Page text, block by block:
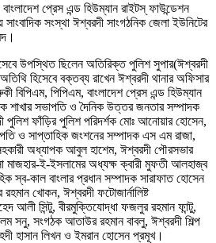
প্রেস এন্ড হিউম্যান রাইটস্ ফাউন্ডেশন
সংস্থা ঈশ্বরদী সাংগঠনিক জেলা ইউনিটের
উপস্থিত ছিলেন অতিরিক্ত পুলিশ সুপার(ঈশ্বরদী
হিসেবে বক্তব্য রাখেন ঈশ্বরদী থানার অফিসার
বিপিএম, পিপিএম, বাংলাদেশ প্রেস এন্ড হিউম্যান
শাখার সভাপতি ও দৈনিক উত্তর জনতার সম্পাদক
পুলিশ ফাঁড়ির পুলিশ পরিদর্শক মোঃ আনোয়ার হোসেন,
ও সাপ্তাহিক জংশনের সম্পাদক এস এম রাজা,
অধ্যাপক আবুল হাশেম, ঈশ্বরদী পৌরসভার
মাজহার-ই-ইসলামের অধ্যক্ষ ক্বারী মুফতী আলহাজ্ব
স্ব-কাল বাংলার প্রধান সম্পাদক সারাফাত হোসেন
রহমান খোকন, ঈশ্বরদী ফটোজার্নালিষ্ট
আলী সিন্টু, বীরমুক্তিযোদ্ধা ফজলুর রহমান ফান্টু,
সনু, সংগঠক আতাউর রহমান বাবলু, ঈশ্বরদী শিল্প
হাসান লিখন ও ইমরান হোসেন প্রমূখ।